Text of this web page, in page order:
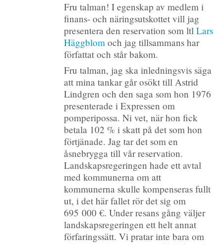
Fru talman! I egenskap av medlem i
finans- och näringsutskottet vill jag
presentera den reservation som ltlLars
Häggblom och jag tillsammans har
författat och står bakom.
Fru talman, jag ska inledningsvis säga
att mina tankar går osökt till Astrid
Lindgren och den saga som hon 1976
presenterade i Expressen om
pomperipossa. Ni vet, när hon fick
betala 102 % i skatt på det som hon
förtjänade. Jag tar det som en
åsnebrygga till vår reservation.
Landskapsregeringen hade ett avtal
med kommunerna om att
kommunerna skulle kompenseras fullt
ut, i det här fallet rör det sig om
695 000 €. Under resans gång väljer
landskapsregeringen ett helt annat
förfaringssätt. Vi pratar inte bara om